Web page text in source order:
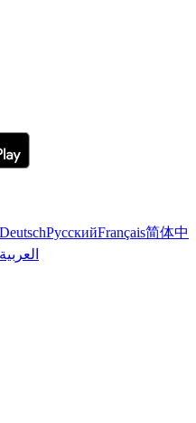
DeutschРусскийFrançais简体中
العربية